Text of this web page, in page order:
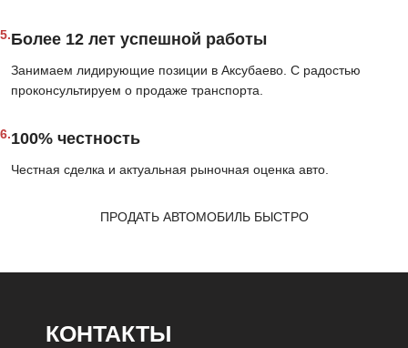
5.Более 12 лет успешной работы
Занимаем лидирующие позиции в Аксубаево. С радостью
проконсультируем о продаже транспорта.
6.100% честность
Честная сделка и актуальная рыночная оценка авто.
ПРОДАТЬ АВТОМОБИЛЬ БЫСТРО
КОНТАКТЫ